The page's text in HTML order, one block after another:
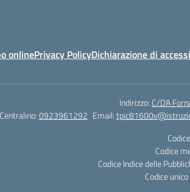
onlinePrivacy PolicyDichiarazione di
Indirizzo: C/DA
Centralino:0923961292 Email:
Codice
Codice Indice delle
Codice